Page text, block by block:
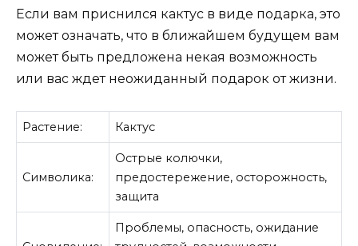
Если вам приснился кактус в виде подарка, это
может означать, что в ближайшем будущем вам
может быть предложена некая возможность
или вас ждет неожиданный подарок от жизни.
Растение: Кактус
Символика:
Острые колючки,
предостережение, осторожность,
защита
Проблемы, опасность, ожидание